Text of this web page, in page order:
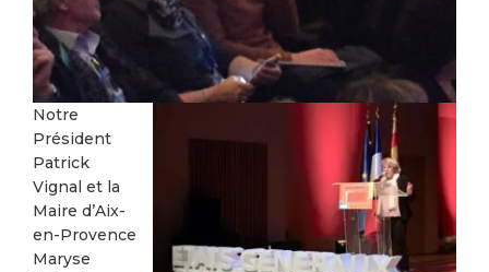
Notre
Président
Patrick
Vignal et la
Maire d’Aix-
en-Provence
Maryse